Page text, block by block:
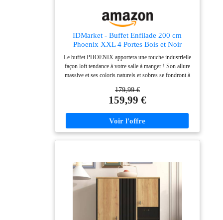
IDMarket - Buffet Enfilade 200 cm
Phoenix XXL 4 Portes Bois et Noir
Le buffet PHOENIX apportera une touche industrielle
façon loft tendance à votre salle à manger ! Son allure
massive et ses coloris naturels et sobres se fondront à
placards vous offrent une capacité de rangement
maximale ! Ses pieds larges et ses proportions
Dimensions globales : L.200 cm x l. 40 cm x H. 80 cm
- Hauteur des pieds : 20 cm
179,99 €
159,99 €